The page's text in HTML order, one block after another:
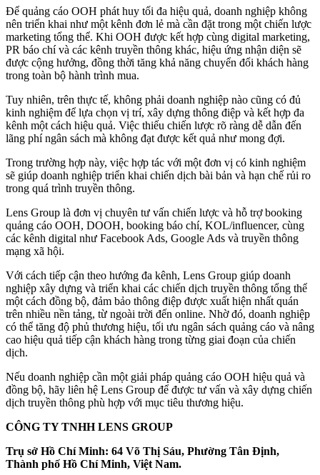
Để quảng cáo OOH phát huy tối đa hiệu quả, doanh nghiệp không
nên triển khai như một kênh đơn lẻ mà cần đặt trong một chiến lược
marketing tổng thể. Khi OOH được kết hợp cùng digital marketing,
PR báo chí và các kênh truyền thông khác, hiệu ứng nhận diện sẽ
được cộng hưởng, đồng thời tăng khả năng chuyển đổi khách hàng
trong toàn bộ hành trình mua.
Tuy nhiên, trên thực tế, không phải doanh nghiệp nào cũng có đủ
kinh nghiệm để lựa chọn vị trí, xây dựng thông điệp và kết hợp đa
kênh một cách hiệu quả. Việc thiếu chiến lược rõ ràng dễ dẫn đến
lãng phí ngân sách mà không đạt được kết quả như mong đợi.
Trong trường hợp này, việc hợp tác với một đơn vị có kinh nghiệm
sẽ giúp doanh nghiệp triển khai chiến dịch bài bản và hạn chế rủi ro
trong quá trình truyền thông.
Lens Group là đơn vị chuyên tư vấn chiến lược và hỗ trợ booking
quảng cáo OOH, DOOH, booking báo chí, KOL/influencer, cùng
các kênh digital như Facebook Ads, Google Ads và truyền thông
mạng xã hội.
Với cách tiếp cận theo hướng đa kênh, Lens Group giúp doanh
nghiệp xây dựng và triển khai các chiến dịch truyền thông tổng thể
một cách đồng bộ, đảm bảo thông điệp được xuất hiện nhất quán
trên nhiều nền tảng, từ ngoài trời đến online. Nhờ đó, doanh nghiệp
có thể tăng độ phủ thương hiệu, tối ưu ngân sách quảng cáo và nâng
cao hiệu quả tiếp cận khách hàng trong từng giai đoạn của chiến
dịch.
Nếu doanh nghiệp cần một giải pháp quảng cáo OOH hiệu quả và
đồng bộ, hãy liên hệ Lens Group để được tư vấn và xây dựng chiến
dịch truyền thông phù hợp với mục tiêu thương hiệu.
CÔNG TY TNHH LENS GROUP
Trụ sở Hồ Chí Minh: 64 Võ Thị Sáu, Phường Tân Định,
Thành phố Hồ Chí Minh, Việt Nam.